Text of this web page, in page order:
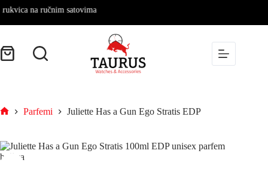
na ručnim satovima
Parfemi Juliette Has a Gun Ego Stratis EDP